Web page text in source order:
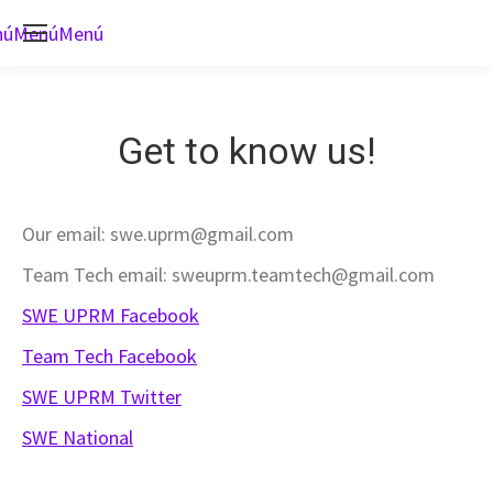
MenúMenú
Get to know us!
Our email: swe.uprm@gmail.com
Team Tech email: sweuprm.teamtech@gmail.com
SWE UPRM Facebook
Team Tech Facebook
SWE UPRM Twitter
SWE National